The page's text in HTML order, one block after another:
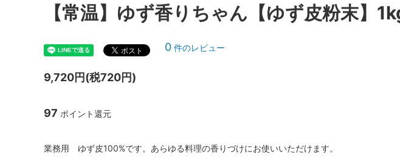
【常温】ゆず香りちゃん【ゆず皮粉末】
0 件のレビュー
9,720円(税720円)
97 ポイント還元
業務用 ゆず皮100%です。あらゆる料理の香りづけにお使いいただけます。